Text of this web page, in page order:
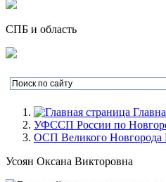
СПБ и область
УФССП России по
ОСП Великого
Усоян Оксана Викторовна